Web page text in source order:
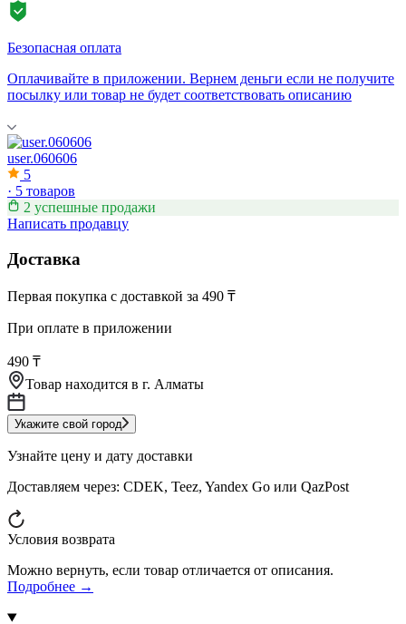
Безопасная оплата
Оплачивайте в приложении. Вернем деньги если не получите
посылку или товар не будет соответствовать описанию
user.060606
5
· 5 товаров
2 успешные продажи
Написать продавцу
Доставка
Первая покупка с доставкой за 490 ₸
При оплате в приложении
490 ₸
Товар находится в г. Алматы
Укажите свой город
Узнайте цену и дату доставки
Доставляем через: CDEK, Teez, Yandex Go или QazPost
Условия возврата
Можно вернуть, если товар отличается от описания.
Подробнее →